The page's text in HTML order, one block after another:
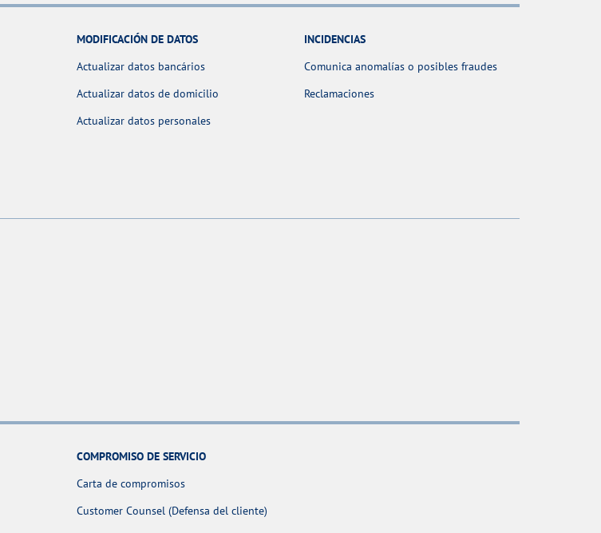
MODIFICACIÓN DE DATOS
Actualizar datos bancários
Actualizar datos de domicilio
Actualizar datos personales
INCIDENCIAS
Comunica anomalías o posibles fraudes
Reclamaciones
COMPROMISO DE SERVICIO
Carta de compromisos
Customer Counsel (Defensa del cliente)